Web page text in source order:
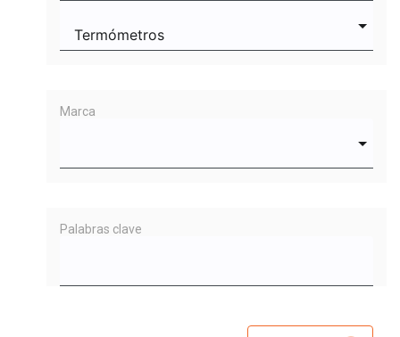
Marca
Palabras clave